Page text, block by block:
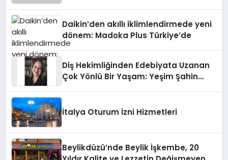
Daikin’den akıllı iklimlendirmede yeni
dönem: Madoka Plus Türkiye’de
Diş Hekimliğinden Edebiyata Uzanan
Çok Yönlü Bir Yaşam: Yeşim Şahin
İtalya Oturum İzni Hizmetleri
Beylikdüzü’nde Beylik İşkembe, 20